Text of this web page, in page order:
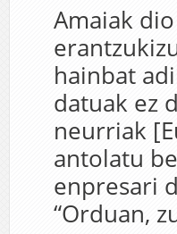
Amaiak
hainbat
datuak ez
neurriak
antolatu
enpresari
“Orduan,